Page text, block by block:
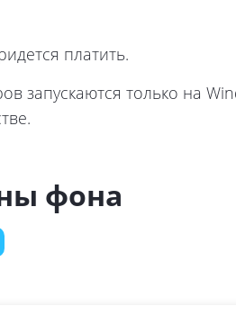
платить.
запускаются только на
фона